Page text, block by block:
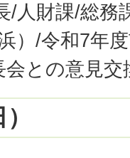
/人財課/総務
）/令和7年
会との意見交